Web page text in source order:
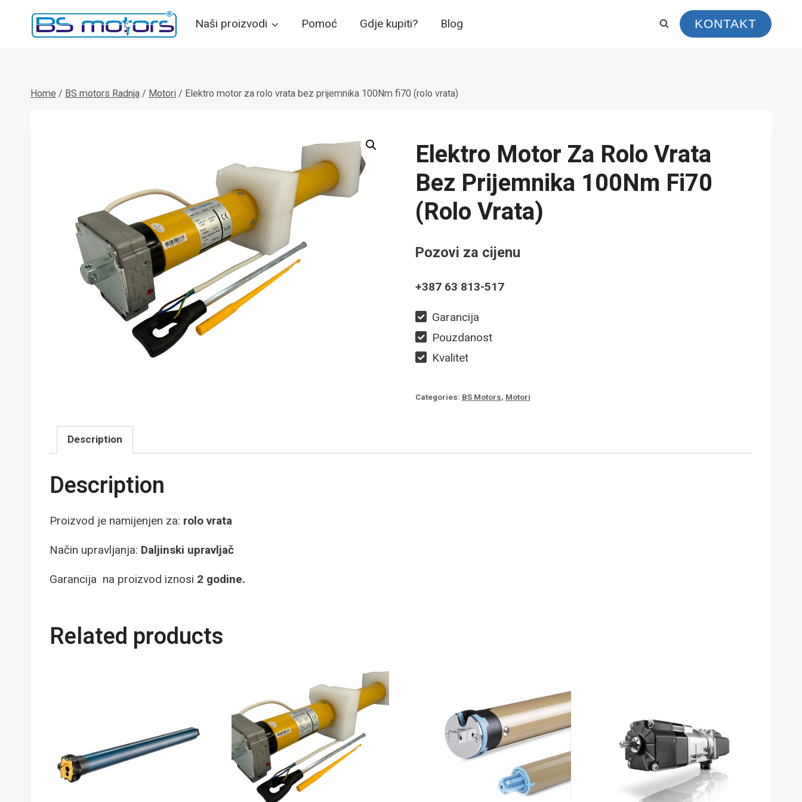
Naši proizvodi Pomoć Gdje kupiti? Blog KONTAKT
Home / BS motors Radnja / Motori / Elektro motor za rolo vrata bez prijemnika 100Nm fi70 (rolo vrata)
Elektro Motor Za Rolo Vrata
Bez Prijemnika 100Nm Fi70
(rolo Vrata)
Pozovi za cijenu
+387 63 813-517
Garancija
Pouzdanost
Kvalitet
Categories: BS Motors, Motori
Description
Description
Proizvod je namijenjen za: rolo vrata
Način upravljanja: Daljinski upravljač
Garancija na proizvod iznosi 2 godine.
Related products